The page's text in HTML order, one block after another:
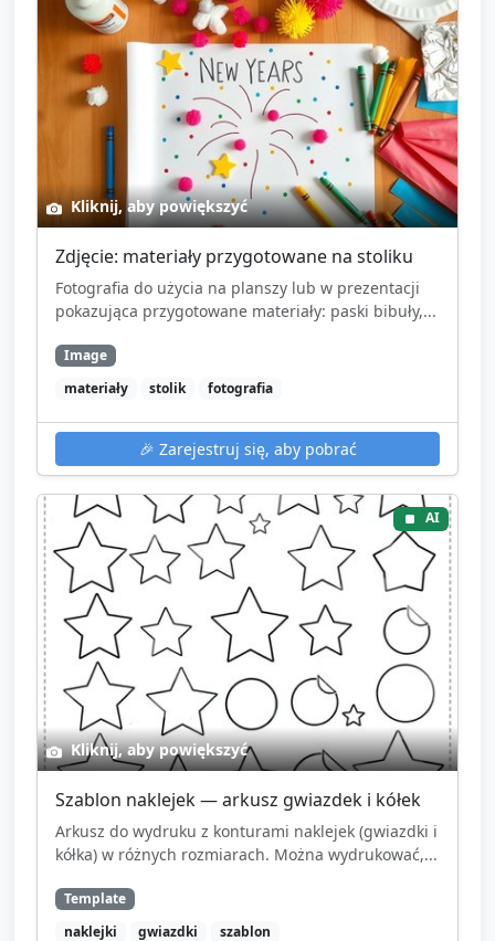
Kliknij, aby powiększyć
Zdjęcie: materiały przygotowane na stoliku
Fotografia do użycia na planszy lub w prezentacji
pokazująca przygotowane materiały: paski bibuły,...
Image
materiały
stolik fotografia
🎉 Zarejestruj się, aby pobrać
AI
Kliknij, aby powiększyć
Szablon naklejek — arkusz gwiazdek i kółek
Arkusz do wydruku z konturami naklejek (gwiazdki i
kółka) w różnych rozmiarach. Można wydrukować,...
Template
naklejki
gwiazdki szablon